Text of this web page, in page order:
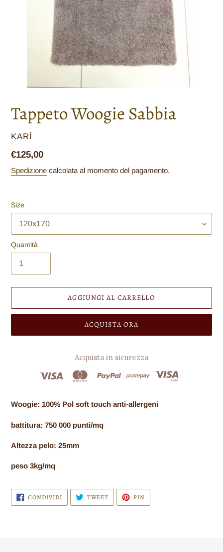
Tappeto Woogie Sabbia
VENDITORE
KARÌ
Prezzo
di
€125,00
Spedizione calcolata al momento del pagamento.
Size
Quantità
AGGIUNGI AL CARRELLO
ACQUISTA ORA
Acquista in sicurezza
del
prodotto
nel
Woogie: 100% Pol soft touch anti-allergeni
battitura: 750 000 punti/mq
Altezza pelo: 25mm
peso 3kg/mq
CONDIVIDICONDIVIDI
SU
FACEBOOK
TWEET TWITTA
TWITTER
PIN
PINTEREST